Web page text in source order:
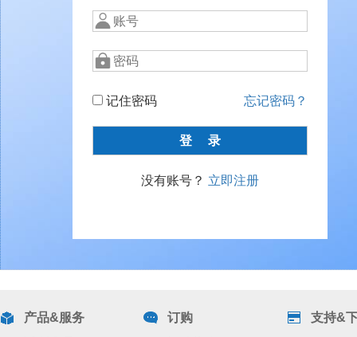
记住密码 忘记密码？
没有账号？ 立即注册
产品&服务
订购
支持&